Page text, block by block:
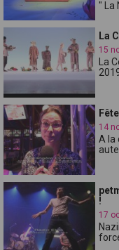
" La
La
15
La
14
A la
!
17